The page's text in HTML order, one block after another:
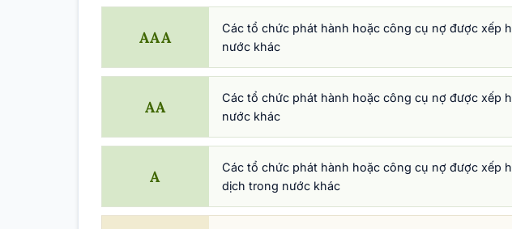
AAA
Các tổ chức phát hành hoặc công cụ nợ được xếp
nước khác
AA
Các tổ chức phát hành hoặc công cụ nợ được xếp
nước khác
A
Các tổ chức phát hành hoặc công cụ nợ được xếp
dịch trong nước khác